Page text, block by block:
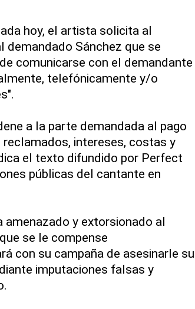
hoy, el artista solicita al
demandado Sánchez que se
comunicarse con el demandante
telefónicamente y/o
a la parte demandada al pago
intereses, costas y
el texto difundido por Perfect
públicas del cantante en
amenazado y extorsionado al
se le compense
con su campaña de asesinarle su
imputaciones falsas y